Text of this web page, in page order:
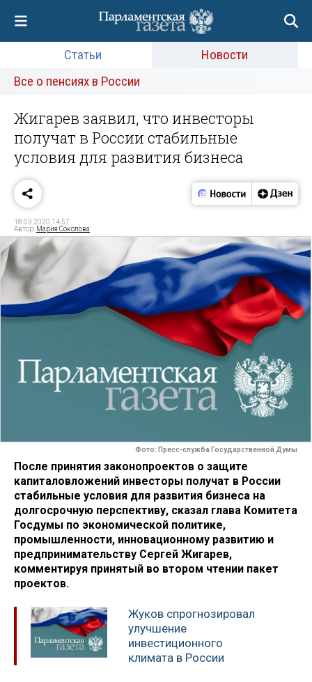
Статьи
Новости
Все о пенсиях в России
Жигарев заявил, что инвесторы
получат в России стабильные
условия для развития бизнеса
18.03.2020 14:57
Автор: Мария Соколова
Фото: Пресс-служба Государственной Думы
После принятия законопроектов о защите
капиталовложений инвесторы получат в России
стабильные условия для развития бизнеса на
долгосрочную перспективу, сказал глава Комитета
Госдумы по экономической политике,
промышленности, инновационному развитию и
предпринимательству​ Сергей Жигарев,
комментируя принятый во втором чтении пакет
проектов.
Жуков спрогнозировал
улучшение
инвестиционного
климата в России